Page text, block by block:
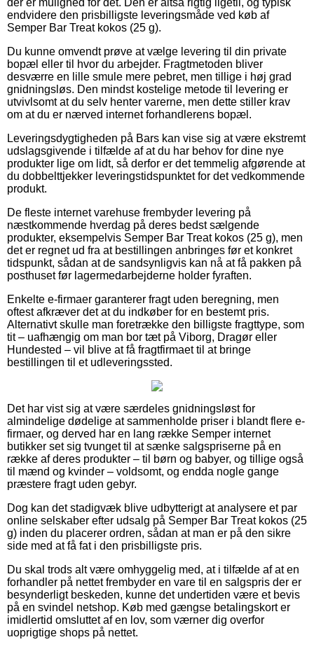
endvidere den prisbilligste leveringsmåde ved køb af
Semper Bar Treat kokos (25 g).
Du kunne omvendt prøve at vælge levering til din private
bopæl eller til hvor du arbejder. Fragtmetoden bliver
desværre en lille smule mere pebret, men tillige i høj grad
gnidningsløs. Den mindst kostelige metode til levering er
utvivlsomt at du selv henter varerne, men dette stiller krav
om at du er nærved internet forhandlerens bopæl.
Leveringsdygtigheden på Bars kan vise sig at være ekstremt
udslagsgivende i tilfælde af at du har behov for dine nye
produkter lige om lidt, så derfor er det temmelig afgørende at
du dobbelttjekker leveringstidspunktet for det vedkommende
produkt.
De fleste internet varehuse frembyder levering på
næstkommende hverdag på deres bedst sælgende
produkter, eksempelvis Semper Bar Treat kokos (25 g), men
det er regnet ud fra at bestillingen anbringes før et konkret
tidspunkt, sådan at de sandsynligvis kan nå at få pakken på
posthuset før lagermedarbejderne holder fyraften.
Enkelte e-firmaer garanterer fragt uden beregning, men
oftest afkræver det at du indkøber for en bestemt pris.
Alternativt skulle man foretrække den billigste fragttype, som
tit – uafhængig om man bor tæt på Viborg, Dragør eller
Hundested – vil blive at få fragtfirmaet til at bringe
bestillingen til et udleveringssted.
Det har vist sig at være særdeles gnidningsløst for
almindelige dødelige at sammenholde priser i blandt flere e-
firmaer, og derved har en lang række Semper internet
butikker set sig tvunget til at sænke salgspriserne på en
række af deres produkter – til børn og babyer, og tillige også
til mænd og kvinder – voldsomt, og endda nogle gange
præstere fragt uden gebyr.
Dog kan det stadigvæk blive udbytterigt at analysere et par
online selskaber efter udsalg på Semper Bar Treat kokos (25
g) inden du placerer ordren, sådan at man er på den sikre
side med at få fat i den prisbilligste pris.
Du skal trods alt være omhyggelig med, at i tilfælde af at en
forhandler på nettet frembyder en vare til en salgspris der er
besynderligt beskeden, kunne det undertiden være et bevis
på en svindel netshop. Køb med gængse betalingskort er
imidlertid omsluttet af en lov, som værner dig overfor
uoprigtige shops på nettet.